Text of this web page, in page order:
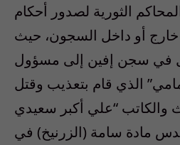
الثورية لصدور أحكام
خارج أو داخل السجون، حيث
في سجن إفين إلى مسؤول
الذي قام بتعذيب وقتل
والكاتب “علي أكبر سعيدي
مادة سامة (الزرنيخ) في